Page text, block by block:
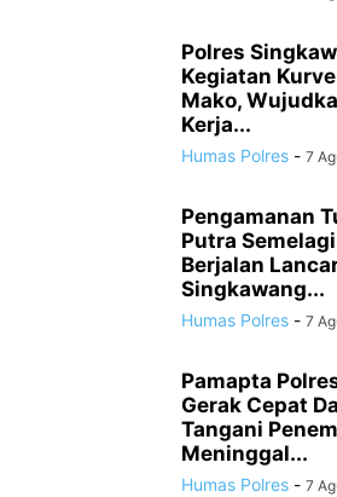
Polres
Kegiatan
Mako,
Kerja...
Humas Polres - 7
Pengamanan
Putra
Berjalan
Singkawang...
Humas Polres - 7
Pamapta
Gerak Cepat
Tangani
Meninggal...
Humas Polres - 7